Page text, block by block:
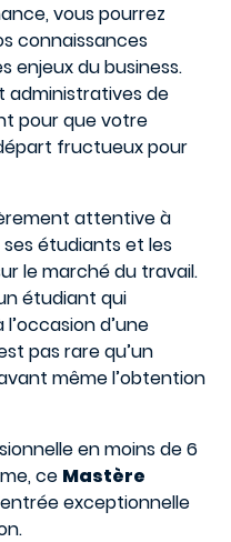
vous pourrez
connaissances
enjeux du business.
administratives de
pour que votre
fructueux pour
attentive à
ses étudiants et les
le marché du travail.
étudiant qui
d’une
pas rare qu’un
même l’obtention
en moins de 6
ce Mastère
exceptionnelle